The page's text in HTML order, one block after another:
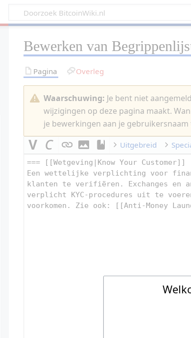
Bewerken van
Pagina Overleg
Waarschuwing: Je bent niet
wijzigingen op deze pagina maakt.
je bewerkingen aan je
Uitgebreid